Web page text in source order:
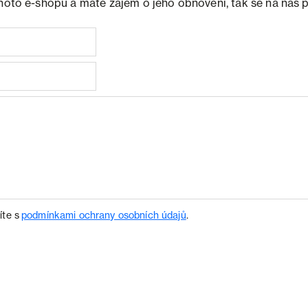
e-shopu a máte zájem o jeho obnovení, tak se na nás
spodmínkami ochrany osobních údajů.